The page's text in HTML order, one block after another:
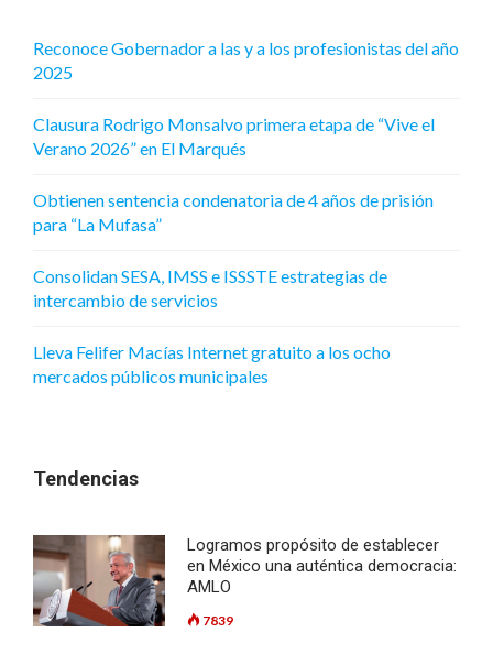
Reconoce Gobernador a las y a los profesionistas del año
2025
Clausura Rodrigo Monsalvo primera etapa de “Vive el
Verano 2026” en El Marqués
Obtienen sentencia condenatoria de 4 años de prisión
para “La Mufasa”
Consolidan SESA, IMSS e ISSSTE estrategias de
intercambio de servicios
Lleva Felifer Macías Internet gratuito a los ocho
mercados públicos municipales
Tendencias
Logramos propósito de establecer
en México una auténtica democracia:
AMLO
7839